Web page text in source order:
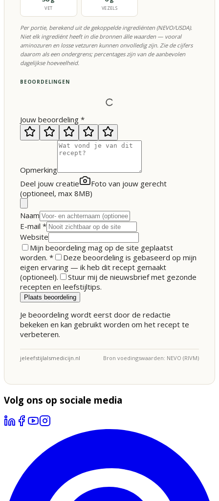
VET VEZELS
Per portie, berekend uit de gekoppelde ingrediënten (NEVO/USDA).
Niet elk ingrediënt heeft in die bronnen álle waarden — vooral
aminozuren en losse vetzuren kunnen onvolledig zijn. Zie de cijfers
daarom als een ondergrens; percentages zijn van de aanbevolen
dagelijkse hoeveelheid.
BEOORDELINGEN
Jouw beoordeling *
Opmerking
Deel jouw creatie
Foto van jouw gerecht
(optioneel, max 8MB)
Naam
E-mail *
Website
Mijn beoordeling mag op de site geplaatst
worden. *
Deze beoordeling is gebaseerd op mijn
eigen ervaring — ik heb dit recept gemaakt
(optioneel).
Stuur mij de nieuwsbrief met gezonde
recepten en leefstijltips.
Plaats beoordeling
Je beoordeling wordt eerst door de redactie
bekeken en kan gebruikt worden om het recept te
verbeteren.
jeleefstijlalsmedicijn.nl Bron voedingswaarden: NEVO (RIVM)
Volg ons op sociale media